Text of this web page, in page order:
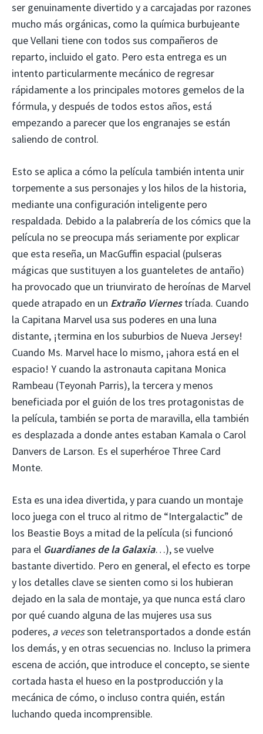
ser genuinamente divertido y a carcajadas por razones
mucho más orgánicas, como la química burbujeante
que Vellani tiene con todos sus compañeros de
reparto, incluido el gato. Pero esta entrega es un
intento particularmente mecánico de regresar
rápidamente a los principales motores gemelos de la
fórmula, y después de todos estos años, está
empezando a parecer que los engranajes se están
saliendo de control.
Esto se aplica a cómo la película también intenta unir
torpemente a sus personajes y los hilos de la historia,
mediante una configuración inteligente pero
respaldada. Debido a la palabrería de los cómics que la
película no se preocupa más seriamente por explicar
que esta reseña, un MacGuffin espacial (pulseras
mágicas que sustituyen a los guanteletes de antaño)
ha provocado que un triunvirato de heroínas de Marvel
quede atrapado en un Extraño Viernestríada. Cuando
la Capitana Marvel usa sus poderes en una luna
distante, ¡termina en los suburbios de Nueva Jersey!
Cuando Ms. Marvel hace lo mismo, ¡ahora está en el
espacio! Y cuando la astronauta capitana Monica
Rambeau (Teyonah Parris), la tercera y menos
beneficiada por el guión de los tres protagonistas de
la película, también se porta de maravilla, ella también
es desplazada a donde antes estaban Kamala o Carol
Danvers de Larson. Es el superhéroe Three Card
Monte.
Esta es una idea divertida, y para cuando un montaje
loco juega con el truco al ritmo de “Intergalactic” de
los Beastie Boys a mitad de la película (si funcionó
para el Guardianes de la Galaxia…), se vuelve
bastante divertido. Pero en general, el efecto es torpe
y los detalles clave se sienten como si los hubieran
dejado en la sala de montaje, ya que nunca está claro
por qué cuando alguna de las mujeres usa sus
poderes, a vecesson teletransportados a donde están
los demás, y en otras secuencias no. Incluso la primera
escena de acción, que introduce el concepto, se siente
cortada hasta el hueso en la postproducción y la
mecánica de cómo, o incluso contra quién, están
luchando queda incomprensible.